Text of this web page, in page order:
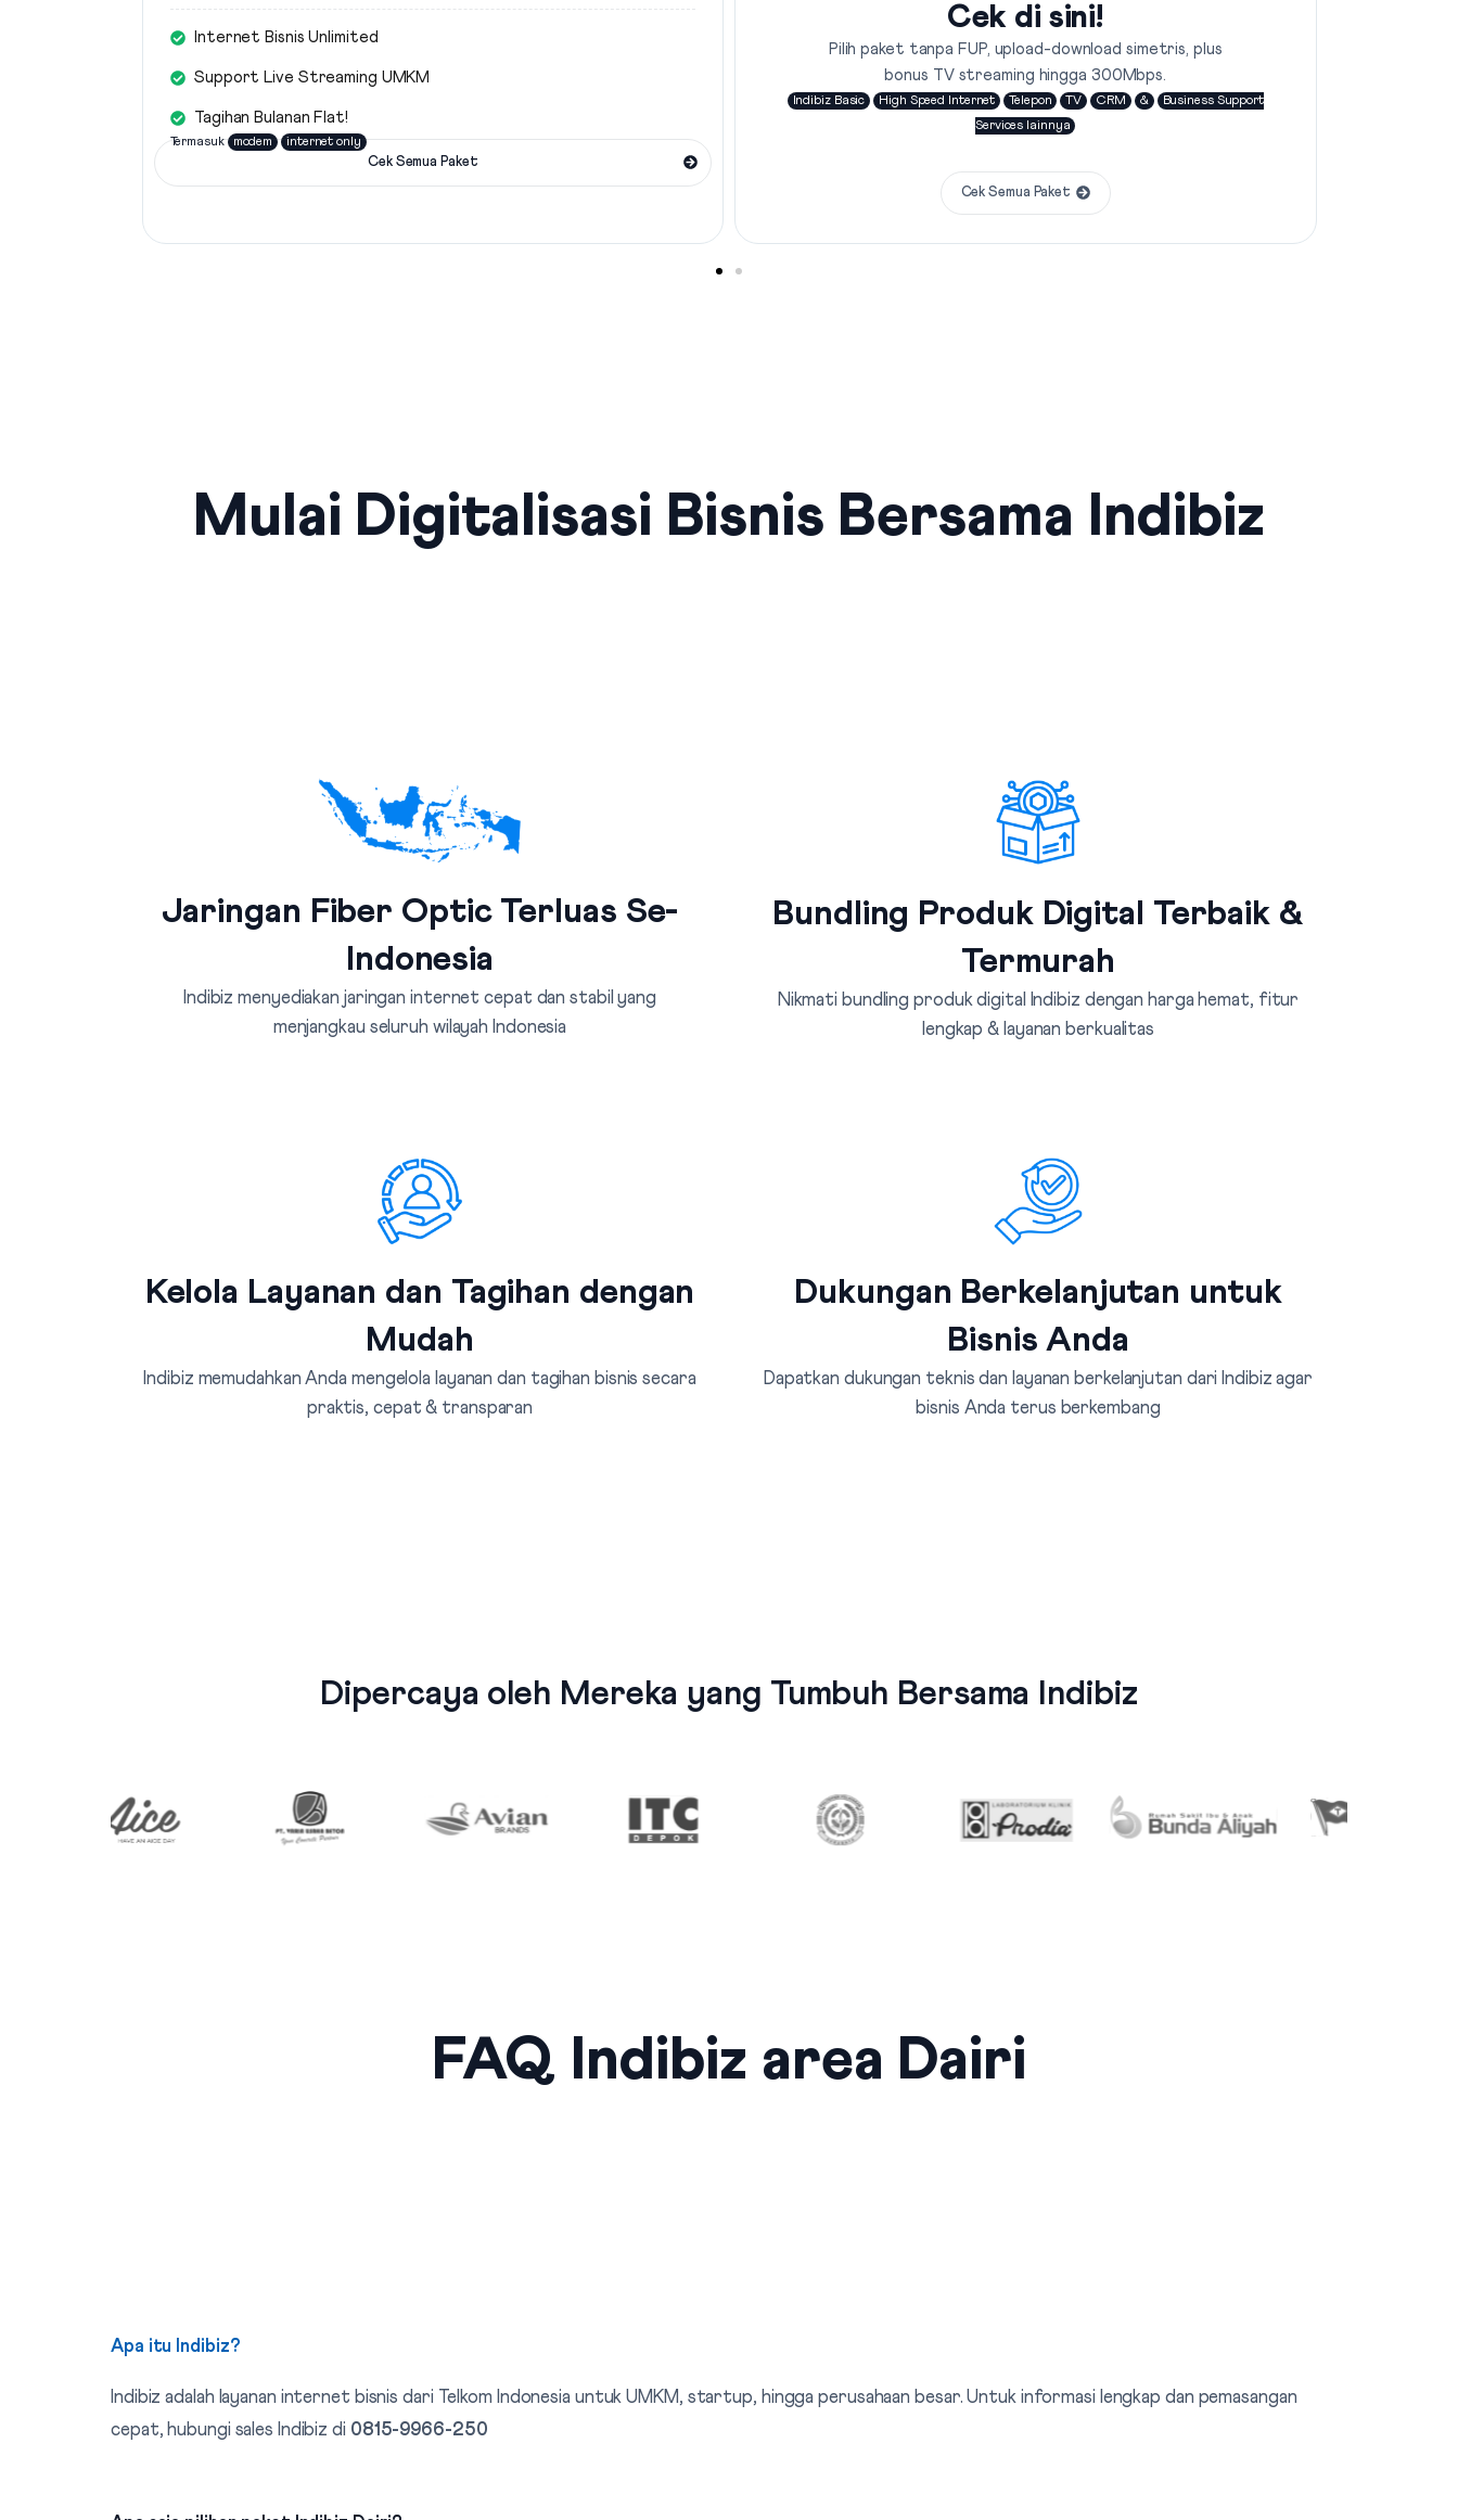
Internet Bisnis Unlimited
Support Live Streaming UMKM
Tagihan Bulanan Flat!
Termasuk modem internet only
Cek Semua Paket
Cek di sini!
Pilih paket tanpa FUP, upload-download simetris, plus
bonus TV streaming hingga 300Mbps.
Indibiz Basic High Speed Internet Telepon TV CRM &
Business Support
Services lainnya
Cek Semua Paket
Mulai Digitalisasi Bisnis Bersama Indibiz
Jaringan Fiber Optic Terluas Se-
Indonesia
Indibiz menyediakan jaringan internet cepat dan stabil yang
menjangkau seluruh wilayah Indonesia
Bundling Produk Digital Terbaik &
Termurah
Nikmati bundling produk digital Indibiz dengan harga hemat, fitur
lengkap & layanan berkualitas
Kelola Layanan dan Tagihan dengan
Mudah
Indibiz memudahkan Anda mengelola layanan dan tagihan bisnis secara
praktis, cepat & transparan
Dukungan Berkelanjutan untuk
Bisnis Anda
Dapatkan dukungan teknis dan layanan berkelanjutan dari Indibiz agar
bisnis Anda terus berkembang
Dipercaya oleh Mereka yang Tumbuh Bersama Indibiz
FAQ Indibiz area Dairi
Apa itu Indibiz?
Indibiz adalah layanan internet bisnis dari Telkom Indonesia untuk UMKM, startup, hingga perusahaan besar. Untuk informasi lengkap dan pemasangan
cepat, hubungi sales Indibiz di 0815-9966-250